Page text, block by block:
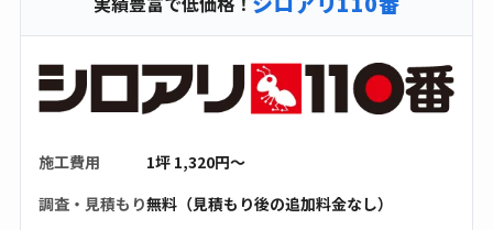
施工費用
1坪 1,320円〜
調査・見積もり無料（見積もり後の追加料金なし）